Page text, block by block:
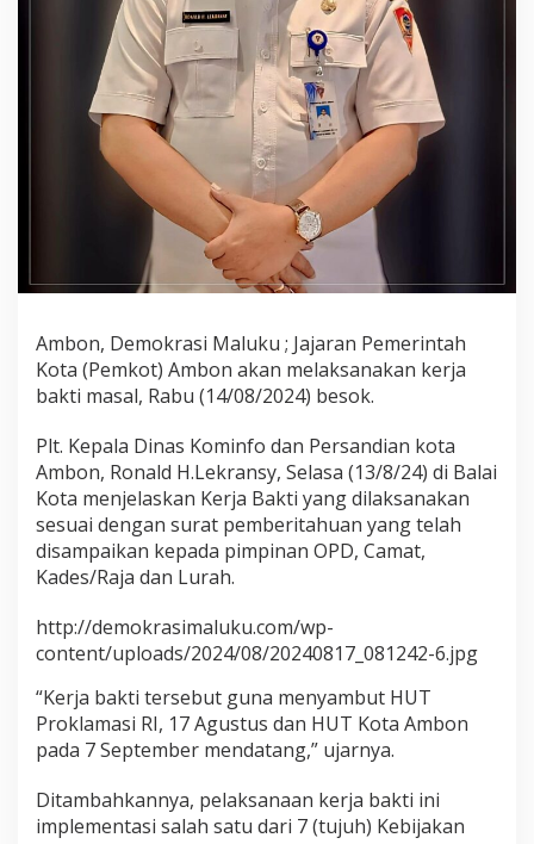
n
L
a
k
s
a
a
n
r
a
B
a
k
Ambon, Demokrasi Maluku ; Jajaran Pemerintah
Kota (Pemkot) Ambon akan melaksanakan kerja
bakti masal, Rabu (14/08/2024) besok.
Plt. Kepala Dinas Kominfo dan Persandian kota
Ambon, Ronald H.Lekransy, Selasa (13/8/24) di Balai
Kota menjelaskan Kerja Bakti yang dilaksanakan
sesuai dengan surat pemberitahuan yang telah
disampaikan kepada pimpinan OPD, Camat,
Kades/Raja dan Lurah.
http://demokrasimaluku.com/wp-
content/uploads/2024/08/20240817_081242-6.jpg
“Kerja bakti tersebut guna menyambut HUT
Proklamasi RI, 17 Agustus dan HUT Kota Ambon
pada 7 September mendatang,” ujarnya.
Ditambahkannya, pelaksanaan kerja bakti ini
implementasi salah satu dari 7 (tujuh) Kebijakan